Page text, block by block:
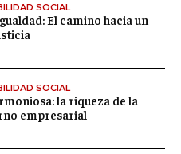
SOCIAL
El camino hacia un
SOCIAL
la riqueza de la
empresarial